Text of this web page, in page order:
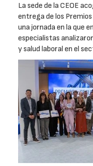
La sede de la CEOE
entrega de los
una jornada en la que
especialistas
y salud laboral en el